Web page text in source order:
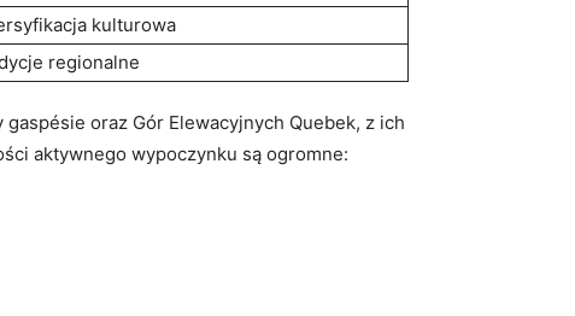
kulturowa
regionalne
oraz Gór Elewacyjnych Quebek, z ich
aktywnego wypoczynku są ogromne: